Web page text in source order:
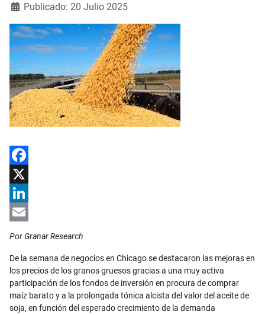
Detalles
Publicado: 20 Julio 2025
Facebook
X
LinkedIn
Por Granar Research
De la semana de negocios en Chicago se destacaron las mejoras en
los precios de los granos gruesos gracias a una muy activa
participación de los fondos de inversión en procura de comprar
maíz barato y a la prolongada tónica alcista del valor del aceite de
soja, en función del esperado crecimiento de la demanda